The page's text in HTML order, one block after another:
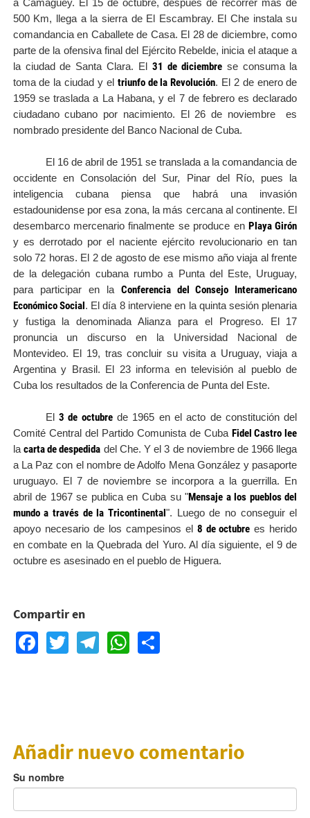
a Camagüey. El 15 de octubre, después de recorrer más de
500 Km, llega a la sierra de El Escambray. El Che instala su
comandancia en Caballete de Casa. El 28 de diciembre, como
parte de la ofensiva final del Ejército Rebelde, inicia el ataque a
la ciudad de Santa Clara. El 31 de diciembrese consuma la
toma de la ciudad y el triunfo de la Revolución. El 2 de enero de
1959 se traslada a La Habana, y el 7 de febrero es declarado
ciudadano cubano por nacimiento. El 26 de noviembre
es
nombrado presidente del Banco Nacional de Cuba.
El 16 de abril de 1951 se translada a la comandancia de
occidente en Consolación del Sur, Pinar del Río, pues la
inteligencia cubana piensa que habrá una invasión
estadounidense por esa zona, la más cercana al continente. El
desembarco mercenario finalmente se produce en Playa Girón
y es derrotado por el naciente ejército revolucionario en tan
solo 72 horas. El 2 de agosto de ese mismo año viaja al frente
de la delegación cubana rumbo a Punta del Este, Uruguay,
para participar en la Conferencia del Consejo Interamericano
Económico Social. El día 8 interviene en la quinta sesión plenaria
y fustiga la denominada Alianza para el Progreso. El 17
pronuncia un discurso en la Universidad Nacional de
Montevideo. El 19, tras concluir su visita a Uruguay, viaja a
Argentina y Brasil. El 23 informa en televisión al pueblo de
Cuba los resultados de la Conferencia de Punta del Este.
El3 de octubrede 1965 en el acto de constitución del
Comité Central del Partido Comunista de Cuba Fidel Castro lee
la carta de despedida del Che. Y el 3 de noviembre de 1966 llega
a La Paz con el nombre de Adolfo Mena González y pasaporte
uruguayo. El 7 de noviembre se incorpora a la guerrilla. En
abril de 1967 se publica en Cuba su "Mensaje a los pueblos del
mundo a través de la Tricontinental". Luego de no conseguir el
apoyo necesario de los campesinos el 8 de octubre es herido
en combate en la Quebrada del Yuro. Al día siguiente, el 9 de
octubre es asesinado en el pueblo de Higuera.
Compartir en
Facebook
TwitterTelegram
WhatsApp
Share
Añadir nuevo comentario
Su nombre